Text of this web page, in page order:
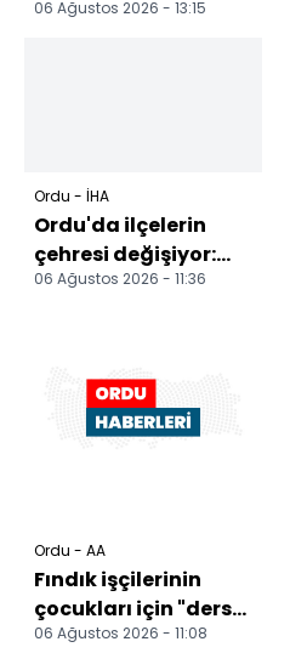
06 Ağustos 2026 - 13:15
Ordu - İHA
Ordu'da ilçelerin
çehresi değişiyor:
Gölköy'de 70 binanın
06 Ağustos 2026 - 11:36
Ordu - AA
Fındık işçilerinin
çocukları için "ders
zili" çaldı
06 Ağustos 2026 - 11:08